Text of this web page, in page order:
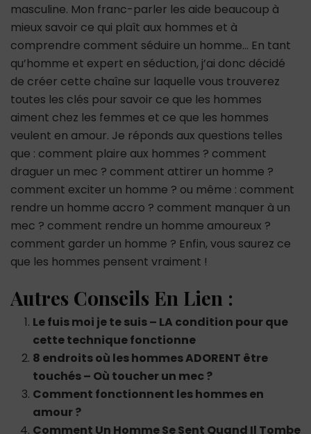
masculine. Mon franc-parler les aide beaucoup à
mieux savoir ce qui plaît aux hommes et à
comprendre comment séduire un homme… En tant
qu’homme et expert en séduction, j’ai donc décidé
de créer cette chaîne sur laquelle vous trouverez
toutes les clés pour savoir ce que les hommes
aiment chez les femmes et ce que les hommes
veulent en amour. Je réponds aux questions telles
que : comment plaire aux hommes ? comment
draguer un mec ? comment attirer un homme ?
comment exciter un homme ? ou même : comment
rendre un homme accro ? comment manquer à un
mec ? comment rendre un homme amoureux ?
comment garder un homme ? Enfin, vous saurez ce
que les hommes pensent vraiment !
Autres Conseils En Lien :
Le fuis moi je te suis – LA condition pour que
cette technique fonctionne
8 endroits où les hommes ADORENT être
touchés – Où toucher un mec ?
Comment fonctionnent les hommes en
amour ?
Comment Un Homme Se Sent Quand Il Tombe